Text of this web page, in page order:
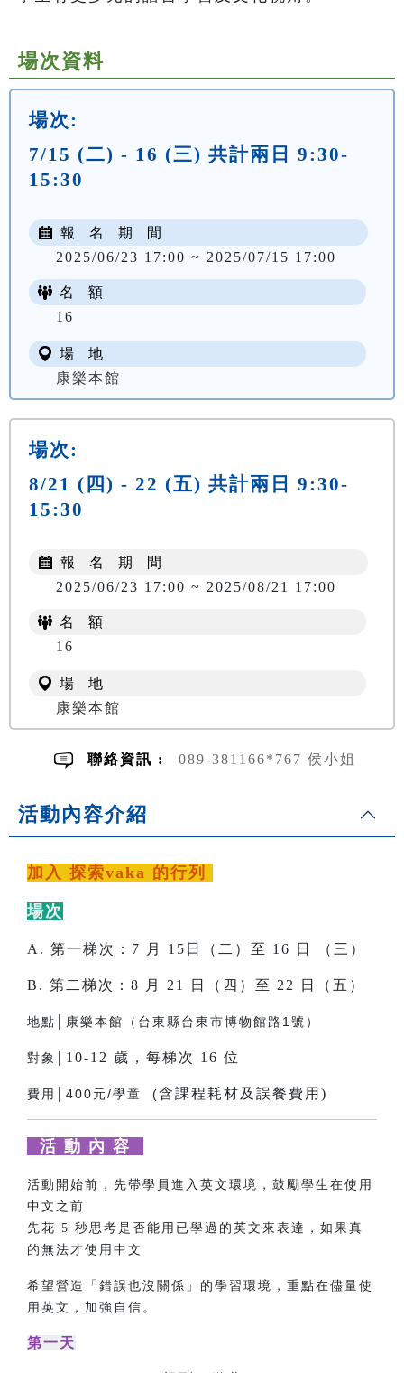
場次資料
場次:
7/15 (二) - 16 (三) 共計兩日 9:30-
15:30
報 名 期 間
2025/06/23 17:00 ~ 2025/07/15 17:00
名 額
16
場 地
康樂本館
場次:
8/21 (四) - 22 (五) 共計兩日 9:30-
15:30
報 名 期 間
2025/06/23 17:00 ~ 2025/08/21 17:00
名 額
16
場 地
康樂本館
聯絡資訊 : 089-381166*767 侯小姐
活動內容介紹
加入 探索vaka 的行列
場次
A. 第一梯次：7 月 15日（二）至 16 日 （三）
B. 第二梯次：8 月 21 日（四）至 22 日（五）
地點│康樂本館（台東縣台東市博物館路1號）
對象│ 10-12 歲，每梯次 16 位
費用│400元/學童 (含課程耗材及誤餐費用)
活 動 內 容
活動開始前，先帶學員進入英文環境，鼓勵學生在使用
中文之前
先花 5 秒思考是否能用已學過的英文來表達，如果真
的無法才使用中文
希望營造「錯誤也沒關係」的學習環境，重點在儘量使
用英文，加強自信。
第一天